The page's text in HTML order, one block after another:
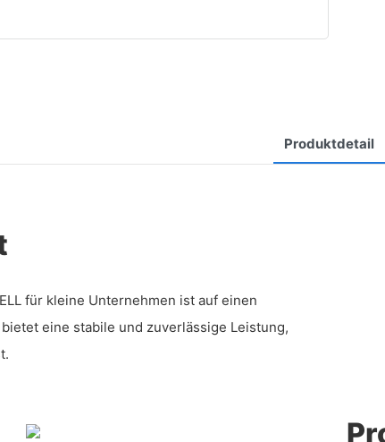
Produktdetail
für kleine Unternehmen ist auf einen
eine stabile und zuverlässige Leistung,